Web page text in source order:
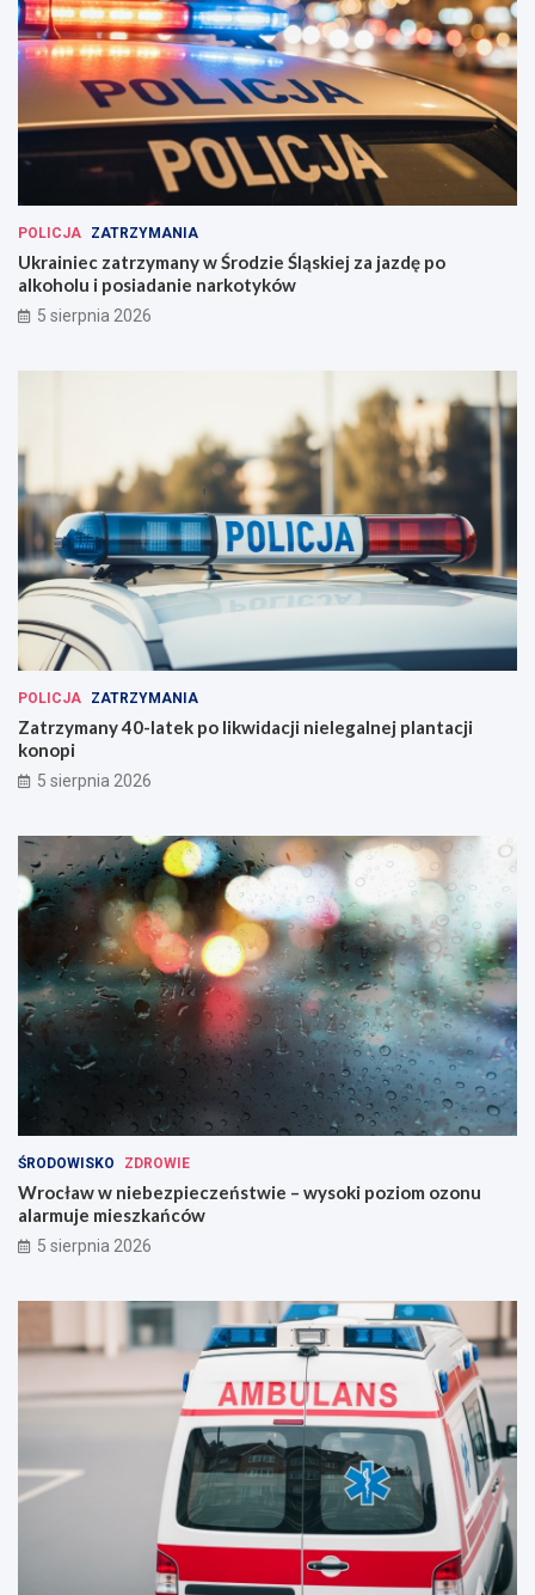
POLICJA ZATRZYMANIA
Ukrainiec zatrzymany w Środzie Śląskiej za jazdę po
alkoholu i posiadanie narkotyków
5 sierpnia 2026
POLICJA ZATRZYMANIA
Zatrzymany 40-latek po likwidacji nielegalnej plantacji
konopi
5 sierpnia 2026
ŚRODOWISKO ZDROWIE
Wrocław w niebezpieczeństwie – wysoki poziom ozonu
alarmuje mieszkańców
5 sierpnia 2026